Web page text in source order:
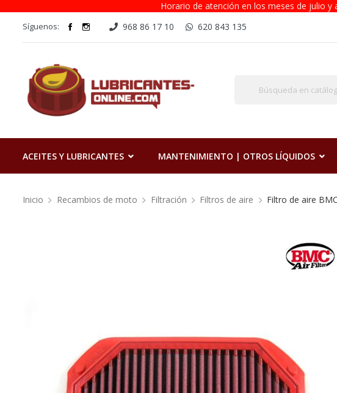
Horario de atención en los meses de julio y
Síguenos: 968 86 17 10 620 843 135
ACEITES Y LUBRICANTES MANTENIMIENTO | OTROS LÍQUIDOS
Inicio Recambios de moto Filtración Filtros de aire Filtro de aire